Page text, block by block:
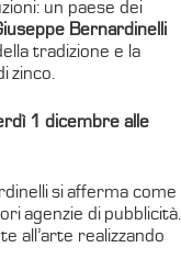
un paese dei
Bernardinelli
tradizione e la
zinco.
1 dicembre alle
si afferma come
agenzie di pubblicità.
all’arte realizzando